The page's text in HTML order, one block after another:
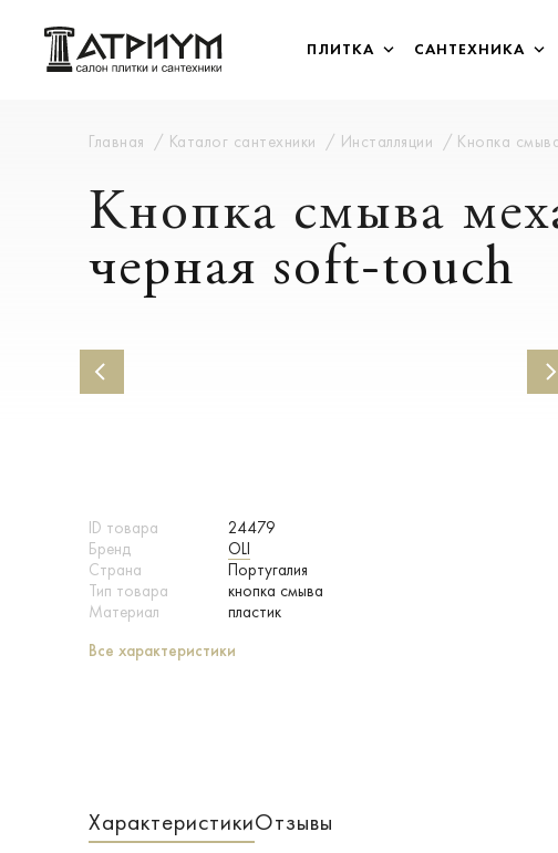
ПЛИТКА САНТЕХНИКА
Главная Каталог сантехники Инсталляции Кнопка
Кнопка смыва
черная soft-touch
ID товара
24479
Бренд
OLI
Страна
Португалия
Тип товара
кнопка смыва
Материал
пластик
Все характеристики
ХарактеристикиОтзывы